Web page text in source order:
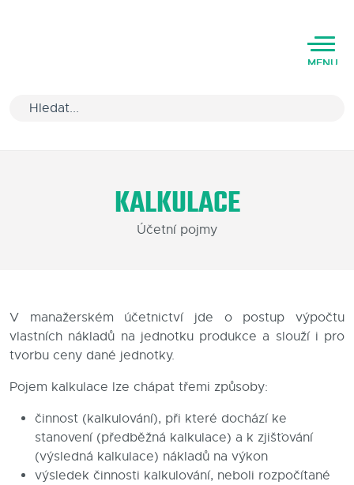
MENU
Varianty software
Kariéra
Partneři
Blog
Kontakty
KALKULACE
Účetní pojmy
V manažerském účetnictví jde o postup výpočtu
vlastních nákladů na jednotku produkce a slouží i pro
tvorbu ceny dané jednotky.
Pojem kalkulace lze chápat třemi způsoby:
činnost (kalkulování), při které dochází ke
stanovení (předběžná kalkulace) a k zjišťování
(výsledná kalkulace) nákladů na výkon
výsledek činnosti kalkulování, neboli rozpočítané